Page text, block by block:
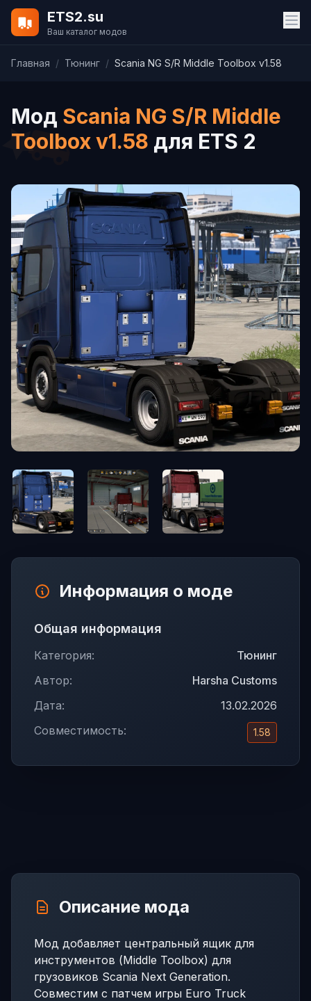
ETS2.su
Ваш каталог модов
Главная / Тюнинг / Scania NG S/R Middle Toolbox v1.58
Мод Scania NG S/R Middle
Toolbox v1.58 для ETS 2
Информация о моде
Общая информация
Категория:
Тюнинг
Автор:
Harsha Customs
Дата:
13.02.2026
Совместимость:
1.58
Описание мода
Мод добавляет центральный ящик для
инструментов (Middle Toolbox) для
грузовиков Scania Next Generation.
Совместим с патчем игры Euro Truck